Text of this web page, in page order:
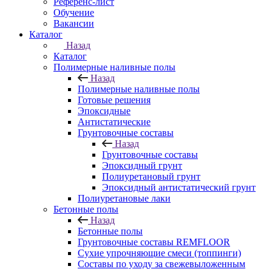
Обучение
Вакансии
Каталог
Назад
Каталог
Полимерные наливные полы
Назад
Полимерные наливные полы
Готовые решения
Эпоксидные
Антистатические
Грунтовочные составы
Назад
Грунтовочные составы
Эпоксидный грунт
Полиуретановый грунт
Эпоксидный антистатический грунт
Полиуретановые лаки
Бетонные полы
Назад
Бетонные полы
Грунтовочные составы REMFLOOR
Сухие упрочняющие смеси (топпинги)
Составы по уходу за свежевыложенным